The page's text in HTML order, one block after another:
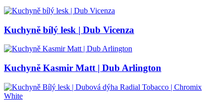
Kuchyně bílý lesk | Dub Vicenza
Kuchyně Kasmir Matt | Dub Arlington